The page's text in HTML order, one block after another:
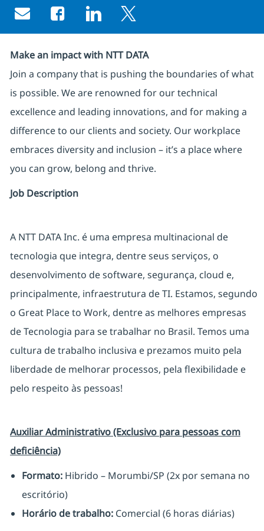
Share via email
Share via Facebook
Share via LinkedIn
Share via twitter
Make an impact with NTT DATA
Join a company that is pushing the boundaries of what
is possible. We are renowned for our technical
excellence and leading innovations, and for making a
difference to our clients and society. Our workplace
embraces diversity and inclusion – it’s a place where
you can grow, belong and thrive.
Job Description
A NTT DATA Inc. é uma empresa multinacional de
tecnologia que integra, dentre seus serviços, o
desenvolvimento de software, segurança, cloud e,
principalmente, infraestrutura de TI. Estamos, segundo
o Great Place to Work, dentre as melhores empresas
de Tecnologia para se trabalhar no Brasil. Temos uma
cultura de trabalho inclusiva e prezamos muito pela
liberdade de melhorar processos, pela flexibilidade e
pelo respeito às pessoas!
Auxiliar Administrativo (Exclusivo para pessoas com
deficiência)
Formato: Hibrido – Morumbi/SP (2x por semana no
escritório)
Horário de trabalho: Comercial (6 horas diárias)